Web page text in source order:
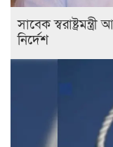
সাবেক
নির্দেশ